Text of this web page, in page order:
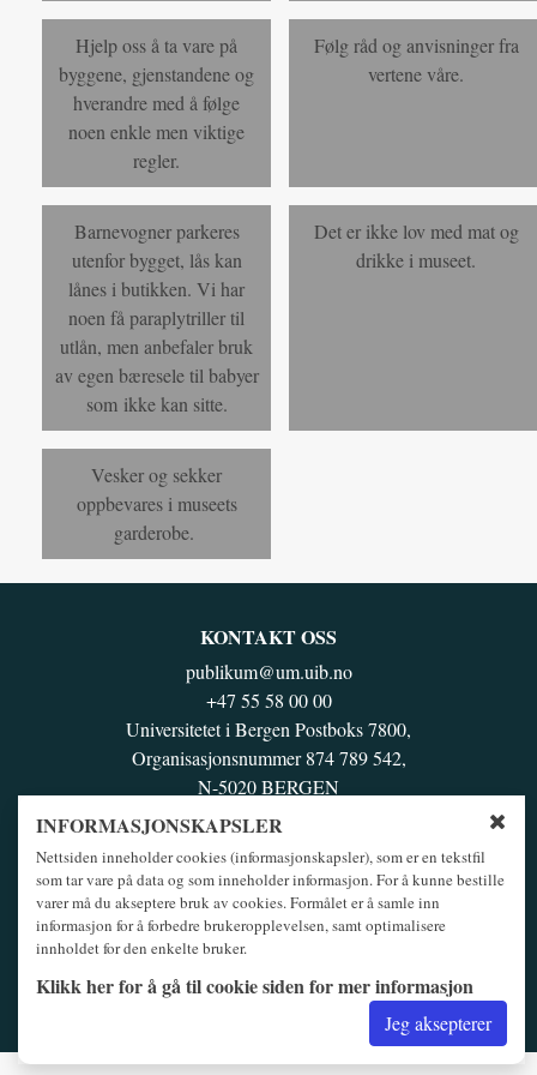
INFORMASJONSKAPSLER
Nettsiden inneholder cookies (informasjonskapsler), som er en tekstfil
som tar vare på data og som inneholder informasjon. For å kunne bestille
varer må du akseptere bruk av cookies. Formålet er å samle inn
informasjon for å forbedre brukeropplevelsen, samt optimalisere
innholdet for den enkelte bruker.
Klikk her for å gå til cookie siden for mer informasjon
Jeg aksepterer
Hjelp oss å ta vare på
byggene, gjenstandene og
hverandre med å følge
noen enkle men viktige
regler.
Følg råd og anvisninger fra
vertene våre.
Barnevogner parkeres
utenfor bygget, lås kan
lånes i butikken. Vi har
noen få paraplytriller til
utlån, men anbefaler bruk
av egen bæresele til babyer
som ikke kan sitte.
Det er ikke lov med mat og
drikke i museet.
Vesker og sekker
oppbevares i museets
garderobe.
KONTAKT OSS
publikum@um.uib.no
+47 55 58 00 00
Universitetet i Bergen Postboks 7800,
Organisasjonsnummer 874 789 542,
N-5020 BERGEN
BESØK OSS
Muséplassen 3 / Haakon Sheteligs plass 10, 5007 Bergen
Se områdekart
FØLG OSS